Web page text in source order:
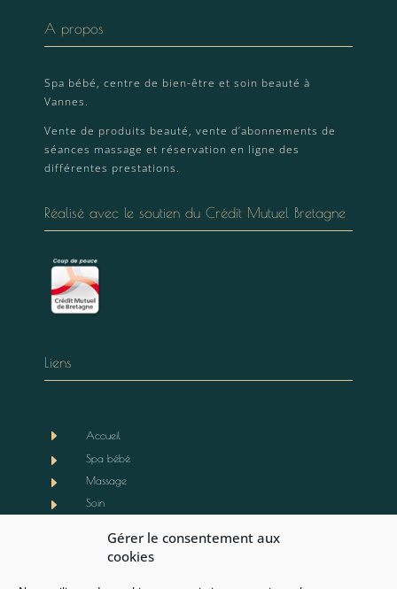
Gérer le consentement aux
cookies
A propos
Spa bébé, centre de bien-être et soin beauté à
Vannes.
Vente de produits beauté, vente d’abonnements de
séances massage et réservation en ligne des
différentes prestations.
Réalisé avec le soutien du Crédit Mutuel Bretagne
Liens
E Accueil
E Spa bébé
E Massage
E Soin
Notre actualité